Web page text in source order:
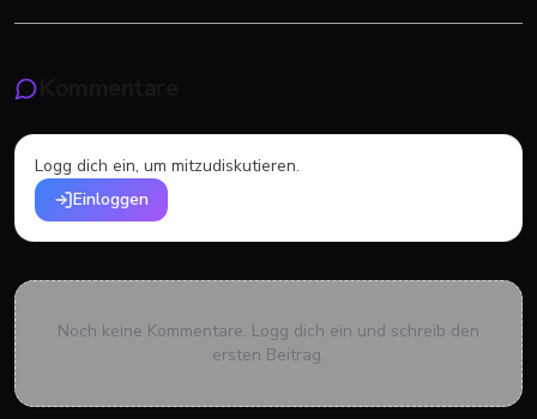
Logg dich ein, um mitzudiskutieren.
Einloggen
Noch keine Kommentare. Logg dich ein und schreib den
ersten Beitrag.